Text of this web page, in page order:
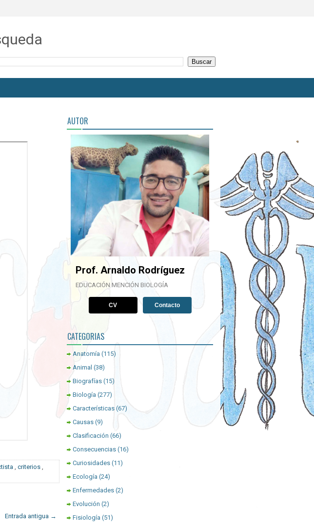
, criterios ,
Entrada antigua →
AUTOR
Prof. Arnaldo Rodríguez
EDUCACIÓN MENCIÓN BIOLOGÍA
CV Contacto
CATEGORIAS
Anatomía (115)
Animal (38)
Biografías (15)
Biología (277)
Características (67)
Causas (9)
Clasificación (66)
Consecuencias (16)
Curiosidades (11)
Ecología (24)
Enfermedades (2)
Evolución (2)
Fisiología (51)